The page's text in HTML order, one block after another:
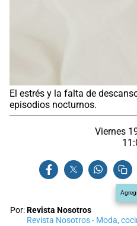
El estrés y la falta de
episodios nocturnos.
Viernes
Por:Revista Nosotros
Revista Nosotros - Moda,